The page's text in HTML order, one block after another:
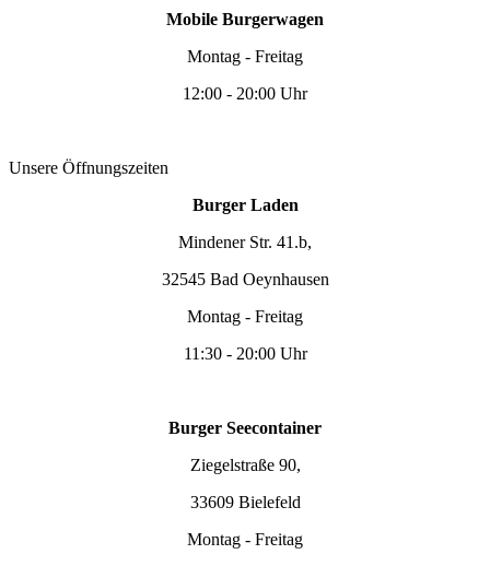
Mobile Burgerwagen
Montag - Freitag
12:00 - 20:00 Uhr
Unsere Öffnungszeiten
Burger Laden
Mindener Str. 41.b,
32545 Bad Oeynhausen
Montag - Freitag
11:30 - 20:00 Uhr
Burger Seecontainer
Ziegelstraße 90,
33609 Bielefeld
Montag - Freitag